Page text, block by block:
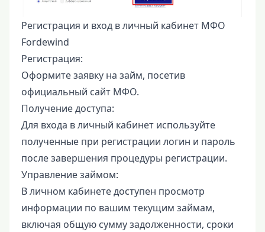
Регистрация и вход в личный кабинет МФО
Fordewind
Регистрация:
Оформите заявку на займ, посетив
официальный сайт МФО.
Получение доступа:
Для входа в личный кабинет используйте
полученные при регистрации логин и пароль
после завершения процедуры регистрации.
Управление займом:
В личном кабинете доступен просмотр
информации по вашим текущим займам,
включая общую сумму задолженности, сроки